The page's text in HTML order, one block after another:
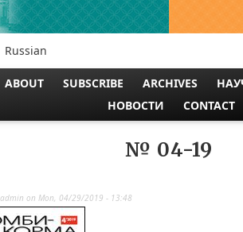
Russian
ABOUT SUBSCRIBE ARCHIVES
НОВОСТИ
CONTACT
№ 04-19
admin on Mon, 04/29/2019 - 13:48